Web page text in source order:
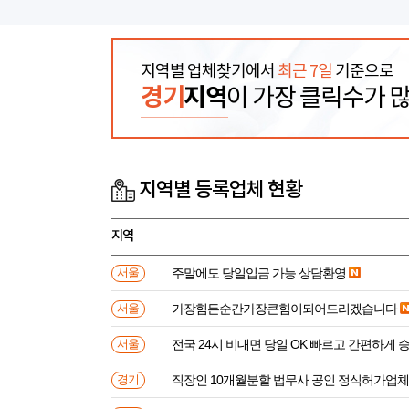
지역별 업체찾기에서 최근 7일 기준으로
경기 지역이 가장 클릭수가
지역별 등록업체 현황
지역
서울 주말에도 당일입금 가능 상담환영
서울 가장힘든순간가장큰힘이되어드리겠습니다
서울 전국 24시 비대면 당일 OK 빠르고 간편하게
경기 직장인 10개월분할 법무사 공인 정식허가업체